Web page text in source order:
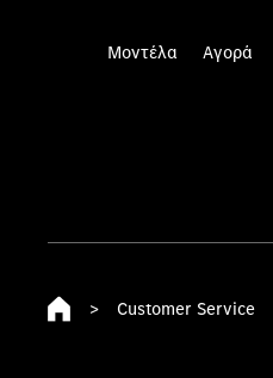
Μοντέλα Αγορά
> Customer Service